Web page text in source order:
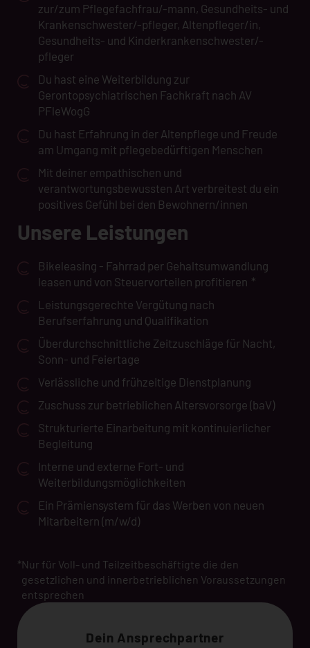
Dein Ansprechpartner
zur/zum Pflegefachfrau/-mann, Gesundheits- und
Krankenschwester/-pfleger, Altenpfleger/in,
Gesundheits- und Kinderkrankenschwester/-
pfleger
Du hast eine Weiterbildung zur
Gerontopsychiatrischen Fachkraft nach AV
PFleWogG
Du hast Erfahrung in der Altenpflege und Freude
am Umgang mit pflegebedürftigen Menschen
Mit deiner empathischen und
verantwortungsbewussten Art verbreitest du ein
positives Gefühl bei den Bewohnern/innen
Unsere Leistungen
Bikeleasing - Fahrrad per Gehaltsumwandlung
leasen und von Steuervorteilen profitieren *
Leistungsgerechte Vergütung nach
Berufserfahrung und Qualifikation
Überdurchschnittliche Zeitzuschläge für Nacht,
Sonn- und Feiertage
Verlässliche und frühzeitige Dienstplanung
Zuschuss zur betrieblichen Altersvorsorge (baV)
Strukturierte Einarbeitung mit kontinuierlicher
Begleitung
Interne und externe Fort- und
Weiterbildungsmöglichkeiten
Ein Prämiensystem für das Werben von neuen
Mitarbeitern (m/w/d)
*Nur für Voll- und Teilzeitbeschäftigte die den
gesetzlichen und innerbetrieblichen Voraussetzungen
entsprechen